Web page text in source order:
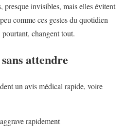
presque invisibles, mais elles évitent
comme ces gestes du quotidien
changent tout.
attendre
un avis médical rapide, voire
rapidement